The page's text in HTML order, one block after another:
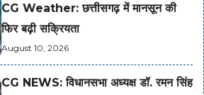
CG Weather: छत्तीसगढ़ में मानसून की
फिर बढ़ी सक्रियता
August 10, 2026
CG NEWS: विधानसभा अध्यक्ष डॉ. रमन सिंह